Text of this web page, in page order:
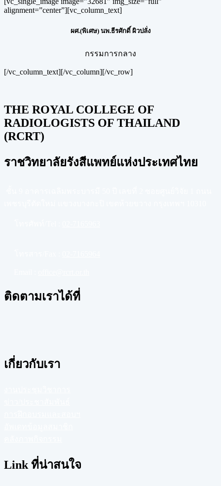
alignment=”center”][vc_column_text]
ผศ.(พิเศษ) นพ.ธีรศักดิ์ ผิวปลั่ง
กรรมการกลาง
[/vc_column_text][/vc_column][/vc_row]
THE ROYAL COLLEGE OF
RADIOLOGISTS OF THAILAND
(RCRT)
ราชวิทยาลัยรังสีแพทย์แห่งประเทศไทย
ติดตามเราได้ที่
เกี่ยวกับเรา
Link ที่น่าสนใจ